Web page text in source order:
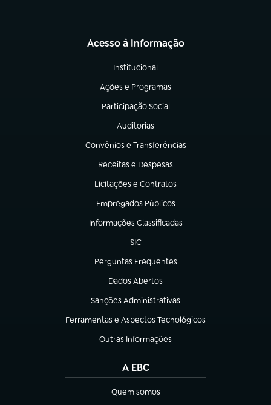
Acesso à Informação
Institucional
(abre em nova aba)
Ações e Programas
(abre em nova aba)
Participação Social
(abre em nova aba)
Auditorias
(abre em nova aba)
Convênios e Transferências
(abre em nova aba)
Receitas e Despesas
(abre em nova aba)
Licitações e Contratos
(abre em nova aba)
Empregados Públicos
(abre em nova aba)
Informações Classificadas
(abre em nova aba)
SIC
(abre em nova aba)
Perguntas Frequentes
(abre em nova aba)
Dados Abertos
(abre em nova aba)
Sanções Administrativas
(abre em nova aba)
Ferramentas e Aspectos Tecnológicos
(abre em nova aba)
Outras Informações
(abre em nova aba)
A EBC
Quem somos
(abre em nova aba)